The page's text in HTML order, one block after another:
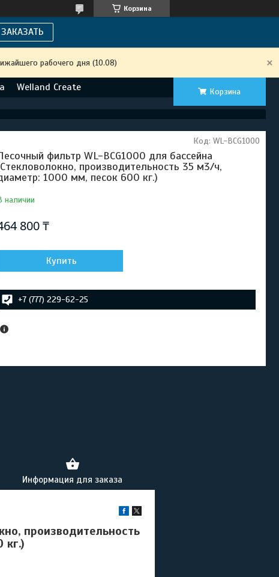
Корзина
ЗАКАЗАТЬ
рабочего дня (10.08)
Welland Create Корзина
фильтр WL-BCG1000 для бассейна
производительность 35 м3/ч,
1000 мм, песок 600 кг.)
наличии
Код: WL-BCG1000
800 ₸
Купить
+7 (777) 229-62-25
Информация для заказа
производительность
кг.)